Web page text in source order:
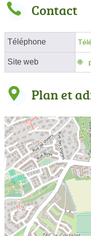
Contact
Téléphone
Site web
Plan et